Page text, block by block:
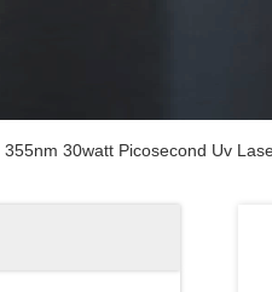
355nm 30watt Picosecond Uv